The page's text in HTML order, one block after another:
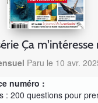
Ça m'intéresse
Paru le 10 avr.
numéro :
: 200 questions pour